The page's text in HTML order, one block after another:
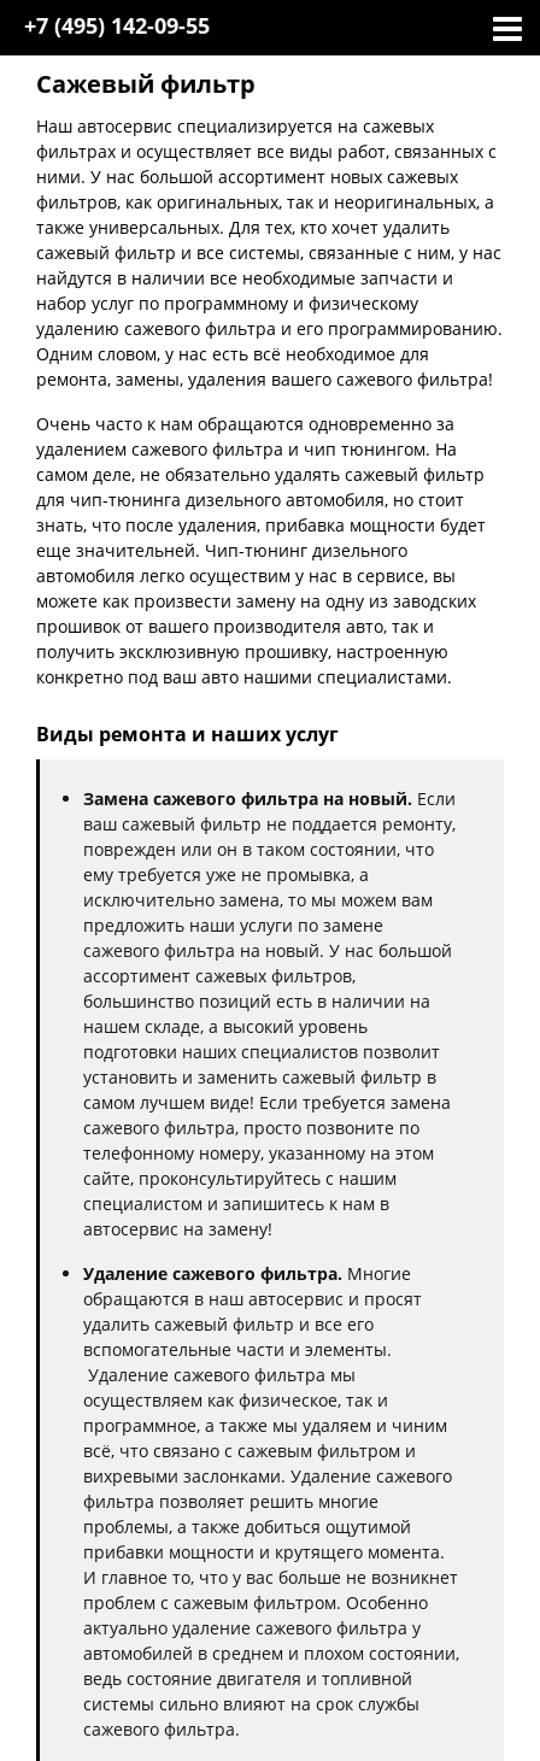
+7 (495) 142-09-55
Сажевый фильтр
Наш автосервис специализируется на сажевых
фильтрах и осуществляет все виды работ, связанных с
ними. У нас большой ассортимент новых сажевых
фильтров, как оригинальных, так и неоригинальных, а
также универсальных. Для тех, кто хочет удалить
сажевый фильтр и все системы, связанные с ним, у нас
найдутся в наличии все необходимые запчасти и
набор услуг по программному и физическому
удалению сажевого фильтра и его программированию.
Одним словом, у нас есть всё необходимое для
ремонта, замены, удаления вашего сажевого фильтра!
Очень часто к нам обращаются одновременно за
удалением сажевого фильтра и чип тюнингом. На
самом деле, не обязательно удалять сажевый фильтр
для чип-тюнинга дизельного автомобиля, но стоит
знать, что после удаления, прибавка мощности будет
еще значительней. Чип-тюнинг дизельного
автомобиля легко осуществим у нас в сервисе, вы
можете как произвести замену на одну из заводских
прошивок от вашего производителя авто, так и
получить эксклюзивную прошивку, настроенную
конкретно под ваш авто нашими специалистами.
Виды ремонта и наших услуг
Замена сажевого фильтра на новый. Если
ваш сажевый фильтр не поддается ремонту,
поврежден или он в таком состоянии, что
ему требуется уже не промывка, а
исключительно замена, то мы можем вам
предложить наши услуги по замене
сажевого фильтра на новый. У нас большой
ассортимент сажевых фильтров,
большинство позиций есть в наличии на
нашем складе, а высокий уровень
подготовки наших специалистов позволит
установить и заменить сажевый фильтр в
самом лучшем виде! Если требуется замена
сажевого фильтра, просто позвоните по
телефонному номеру, указанному на этом
сайте, проконсультируйтесь с нашим
специалистом и запишитесь к нам в
автосервис на замену!
Удаление сажевого фильтра. Многие
обращаются в наш автосервис и просят
удалить сажевый фильтр и все его
вспомогательные части и элементы.
Удаление сажевого фильтра мы
осуществляем как физическое, так и
программное, а также мы удаляем и чиним
всё, что связано с сажевым фильтром и
вихревыми заслонками. Удаление сажевого
фильтра позволяет решить многие
проблемы, а также добиться ощутимой
прибавки мощности и крутящего момента.
И главное то, что у вас больше не возникнет
проблем с сажевым фильтром. Особенно
актуально удаление сажевого фильтра у
автомобилей в среднем и плохом состоянии,
ведь состояние двигателя и топливной
системы сильно влияют на срок службы
сажевого фильтра.